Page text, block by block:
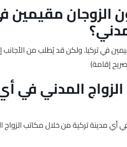
في تركيا. ولكن قد يُطلب من الأجانب
أي مدينة تركية من خلال مكاتب الزواج